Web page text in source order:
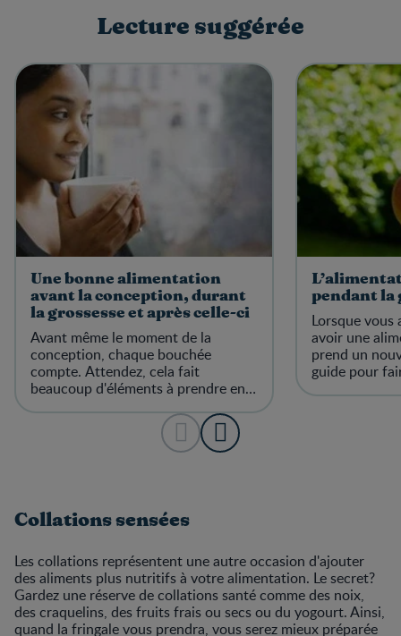
Lecture suggérée
Une bonne alimentation
avant la conception, durant
la grossesse et après celle-ci
Avant même le moment de la
conception, chaque bouchée
compte. Attendez, cela fait
beaucoup d'éléments à prendre en
inquiétez pas, cette analyse d'une
alimentation saine présente des
informations qui sont importantes
pendant la
Lorsque
avoir une
prend un
guide pour
Collations sensées
Les collations représentent une autre occasion d'ajouter
des aliments plus nutritifs à votre alimentation. Le secret?
Gardez une réserve de collations santé comme des noix,
des craquelins, des fruits frais ou secs ou du yogourt. Ainsi,
quand la fringale vous prendra, vous serez mieux préparée